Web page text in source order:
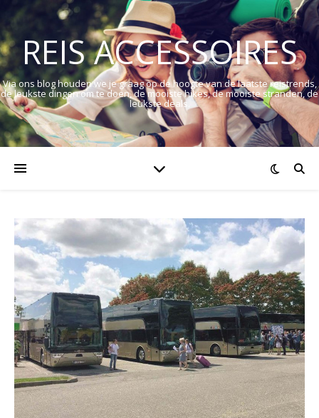
REIS ACCESSOIRES
Via ons blog houden we je graag op de hoogte van de laatste reistrends,
de leukste dingen om te doen, de mooiste hikes, de mooiste stranden, de
leukste deals.